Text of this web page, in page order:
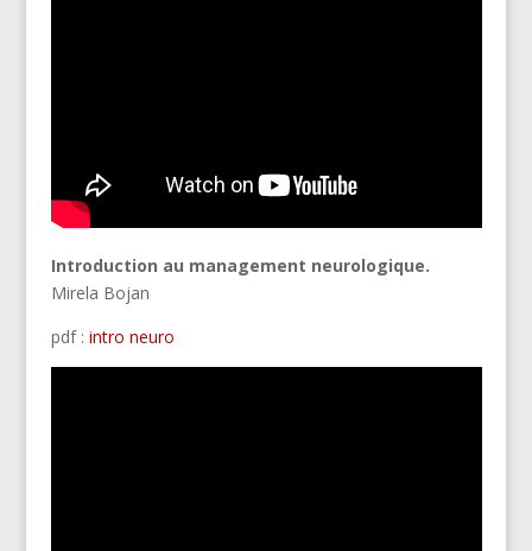
Introduction au management neurologique.
Mirela Bojan
pdf : intro neuro